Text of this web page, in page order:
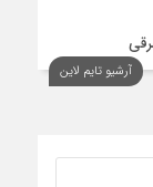
آرشیو تایم لاین